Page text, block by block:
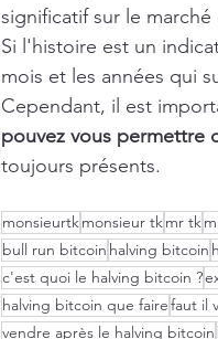
significatif sur le
Si l'histoire est un
mois et les années qui
Cependant, il est
pouvez vous permettre
toujours présents.
monsieurtkmonsieur tkmr tk
bull run bitcoin halving bitcoin
c'est quoi le halving bitcoin ?
halving bitcoin que fairefaut il
vendre après le halving bitcoin